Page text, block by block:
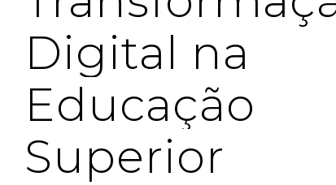
Digital na
Educação
Superior